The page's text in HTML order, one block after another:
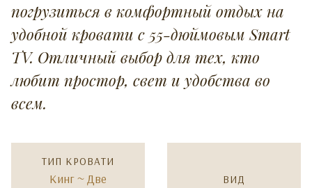
погрузиться в комфортный отдых на
удобной кровати с 55-дюймовым Smart
TV. Отличный выбор для тех, кто
любит простор, свет и удобства во
всем.
Кинг ~ Две
ТИП КРОВАТИ
ВИД